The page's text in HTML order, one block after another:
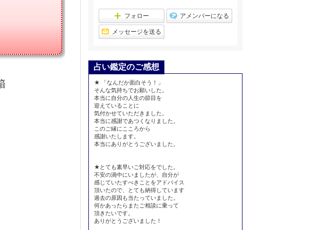
ン
フォロー アメンバーになる
メッセージを送る
占い鑑定のご感想
★ 「なんだか面白そう！」
そんな気持ちでお願いした。
本当に自分の人生の節目を
迎えていることに
気付かせていただきました。
本当に感謝であつくなりました。
このご縁にこころから
感謝いたします。
本当にありがとうございました。
★とても素早いご対応をでした。
不安の渦中にいましたが、自分が
感じていたすべきことをアドバイス
頂いたので、とても納得しています
過去の原因も当たっていました。
何かあったらまたご相談に乗って
頂きたいです。
ありがとうございました！